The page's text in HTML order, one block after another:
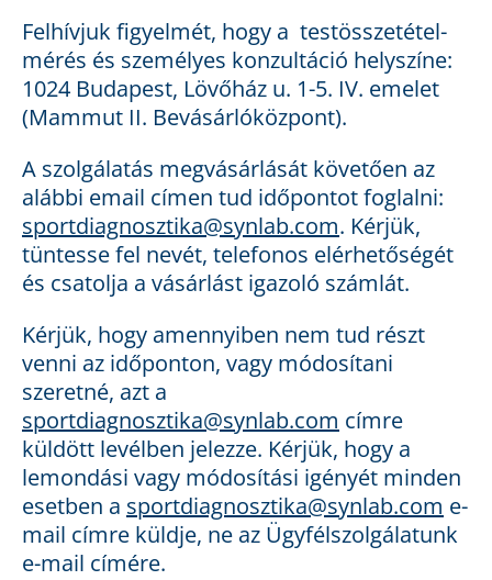
Felhívjuk figyelmét, hogy a testösszetétel-
mérés és személyes konzultáció helyszíne:
1024 Budapest, Lövőház u. 1-5. IV. emelet
(Mammut II. Bevásárlóközpont).
A szolgálatás megvásárlását követően az
alábbi email címen tud időpontot foglalni:
sportdiagnosztika@synlab.com. Kérjük,
tüntesse fel nevét, telefonos elérhetőségét
és csatolja a vásárlást igazoló számlát.
Kérjük, hogy amennyiben nem tud részt
venni az időponton, vagy módosítani
szeretné, azt a
sportdiagnosztika@synlab.com címre
küldött levélben jelezze. Kérjük, hogy a
lemondási vagy módosítási igényét minden
esetben a sportdiagnosztika@synlab.com e-
mail címre küldje, ne az Ügyfélszolgálatunk
e-mail címére.